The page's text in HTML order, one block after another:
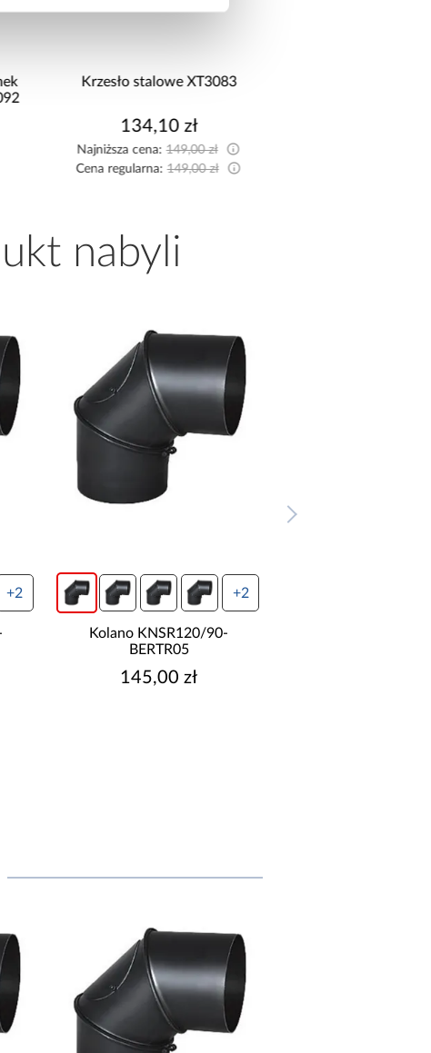
Krzesło stalowe XT3083
134,10 zł
Najniższa cena:149,00 zł
Cena regularna:149,00 zł
nabyli
+2 +2
Kolano KNSR120/90-
BERTR05
145,00 zł